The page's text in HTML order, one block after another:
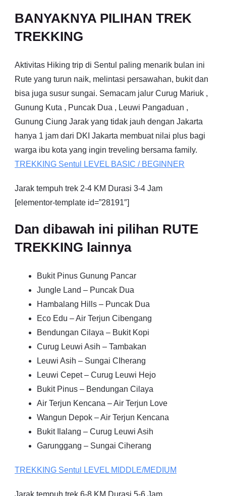
BANYAKNYA PILIHAN TREK
TREKKING
Aktivitas Hiking trip di Sentul paling menarik bulan ini
Rute yang turun naik, melintasi persawahan, bukit dan
bisa juga susur sungai. Semacam jalur Curug Mariuk ,
Gunung Kuta , Puncak Dua , Leuwi Pangaduan ,
Gunung Ciung Jarak yang tidak jauh dengan Jakarta
hanya 1 jam dari DKI Jakarta membuat nilai plus bagi
warga ibu kota yang ingin treveling bersama family.
TREKKING Sentul LEVEL BASIC / BEGINNER
Jarak tempuh trek 2-4 KM Durasi 3-4 Jam
[elementor-template id=”28191″]
Dan dibawah ini pilihan RUTE
TREKKING lainnya
Bukit Pinus Gunung Pancar
Jungle Land – Puncak Dua
Hambalang Hills – Puncak Dua
Eco Edu – Air Terjun Cibengang
Bendungan Cilaya – Bukit Kopi
Curug Leuwi Asih – Tambakan
Leuwi Asih – Sungai CIherang
Leuwi Cepet – Curug Leuwi Hejo
Bukit Pinus – Bendungan Cilaya
Air Terjun Kencana – Air Terjun Love
Wangun Depok – Air Terjun Kencana
Bukit Ilalang – Curug Leuwi Asih
Garunggang – Sungai Ciherang
TREKKING Sentul LEVEL MIDDLE/MEDIUM
Jarak tempuh trek 6-8 KM Durasi 5-6 Jam